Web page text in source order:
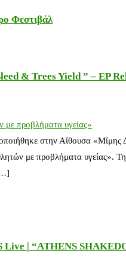
Φεστιβάλ
& Trees Yield ” – EP
με προβλήματα υγείας»
στην Αίθουσα
με προβλήματα υγείας».
Live | “ATHENS